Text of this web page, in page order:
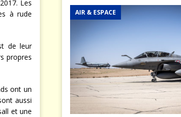
Les
à rude
de leur
propres
ont un
aussi
et une
AIR & ESPACE